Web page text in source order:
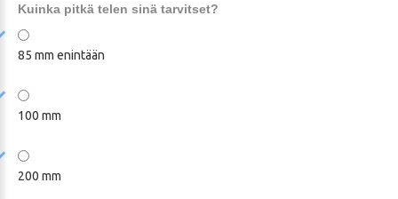
Kuinka pitkä telen sinä tarvitset?
85 mm enintään
100 mm
200 mm